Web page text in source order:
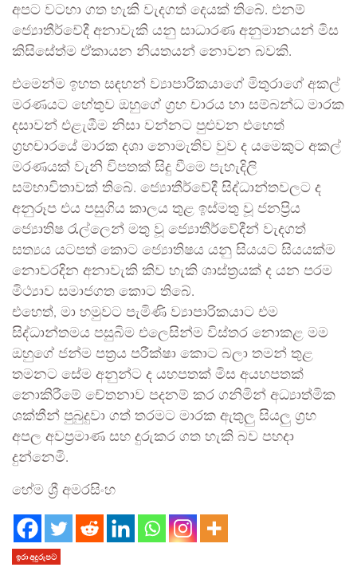
අපට වටහා ගත හැකි වැදගත් දෙයක් තිබේ. එනම්
ජ්‍යොතීර්වේදී අනාවැකි යනු සාධාරණ අනුමානයන් මිස
කිසිසේත්ම ඒකායන නියතයන් නොවන බවකි.
එමෙන්ම ඉහත සඳහන් ව්‍යාපාරිකයාගේ මිතුරාගේ අකල්
මරණයට හේතුව ඔහුගේ ග්‍රහ චාරය හා සම්බන්ධ මාරක
දසාවන් එළැඹීම නිසා වන්නට පුළුවන එහෙත්
ග්‍රහචාරයේ මාරක දශා නොමැතිව වුව ද යමෙකුට අකල්
මරණයක් වැනි විපතක් සිදු වීමෙ පැහැදිලි
සම්භාවිතාවක් තිබේ. ජ්‍යොතීර්වේදී සිද්ධාන්තවලට ද
අනුරූප එය පසුගිය කාලය තුළ ඉස්මතු වූ ජනප්‍රිය
ජ්‍යොතිෂ රැල්ලෙන් මතු වූ ජ්‍යොතීර්වේදීන් වැදගත්
සත්‍යය යටපත් කොට ජ්‍යොතිෂය යනු සියයට සියයක්ම
නොවරදින අනාවැකි කිව හැකි ශාස්ත්‍රයක් ද යන පරම
මිථ්‍යාව සමාජගත කොට තිබේ.
එහෙත්, මා හමුවට පැමිණි ව්‍යාපාරිකයාට එම
සිද්ධාන්තමය පසුබිම එලෙසින්ම විස්තර නොකළ මම
ඔහුගේ ජන්ම පත්‍රය පරීක්ෂා කොට බලා තමන් තුළ
තමනට සේම අනුන්ට ද යහපතක් මිස අයහපතක්
නොකිරීමේ චේතනාව පදනම් කර ගනිමින් අධ්‍යාත්මික
ශක්තීන් පුබුදුවා ගත් තරමට මාරක ඇතුලු සියලු ග්‍රහ
අපල අවප්‍රමාණ සහ දුරුකර ගත හැකි බව පහදා
දුන්නෙමි.
හේම ශ්‍රී අමරසිංහ
ඉරා අදුරුපට